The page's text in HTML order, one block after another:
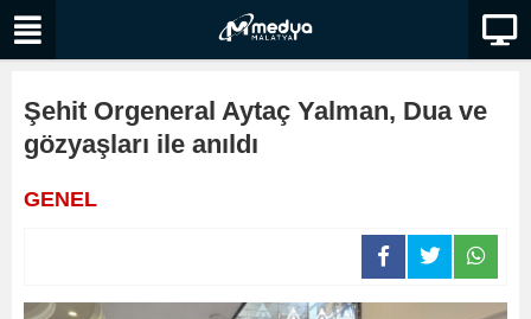
Şehit Orgeneral Aytaç Yalman, Dua ve
gözyaşları ile anıldı
GENEL